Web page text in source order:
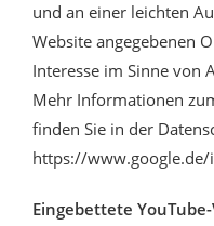
und an einer leichten
Website angegebenen
Interesse im Sinne von
Mehr Informationen
finden Sie in der
https://
Eingebettete